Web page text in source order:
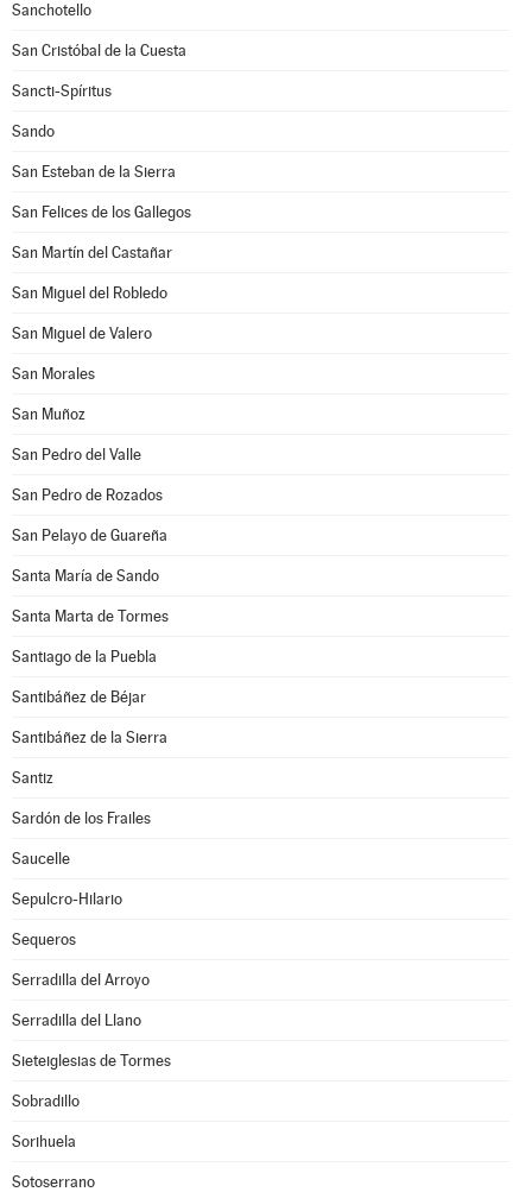
Sanchotello
San Cristóbal de la Cuesta
Sancti-Spíritus
Sando
San Esteban de la Sierra
San Felices de los Gallegos
San Martín del Castañar
San Miguel del Robledo
San Miguel de Valero
San Morales
San Muñoz
San Pedro del Valle
San Pedro de Rozados
San Pelayo de Guareña
Santa María de Sando
Santa Marta de Tormes
Santiago de la Puebla
Santibáñez de Béjar
Santibáñez de la Sierra
Santiz
Sardón de los Frailes
Saucelle
Sepulcro-Hilario
Sequeros
Serradilla del Arroyo
Serradilla del Llano
Sieteiglesias de Tormes
Sobradillo
Sorihuela
Sotoserrano